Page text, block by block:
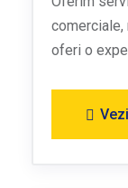
comerciale,
oferi o